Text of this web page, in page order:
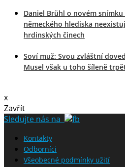
Daniel Brühl o novém
německého hlediska
hrdinských činech
Soví muž: Svou zvláštní
Musel však u toho šíleně
x
Zavřít
Sledujte nás na
Kontakty
Odborníci
Všeobecné podmínky užití